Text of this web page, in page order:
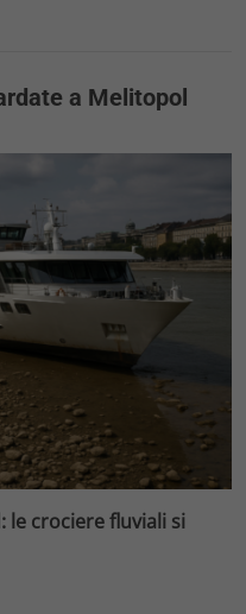
a Melitopol
le crociere fluviali si